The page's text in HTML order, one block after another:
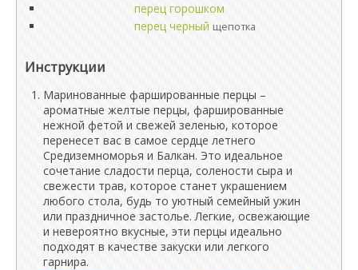
перец горошком
перец черный щепотка
Инструкции
Маринованные фаршированные перцы –
ароматные желтые перцы, фаршированные
нежной фетой и свежей зеленью, которое
перенесет вас в самое сердце летнего
Средиземноморья и Балкан. Это идеальное
сочетание сладости перца, солености сыра и
свежести трав, которое станет украшением
любого стола, будь то уютный семейный ужин
или праздничное застолье. Легкие, освежающие
и невероятно вкусные, эти перцы идеально
подходят в качестве закуски или легкого
гарнира.